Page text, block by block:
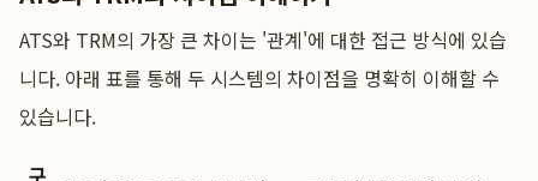
ATS와 TRM의 가장 큰 차이는 '관계'에 대한 접근 방식에 있습
니다. 아래 표를 통해 두 시스템의 차이점을 명확히 이해할 수
있습니다.
구